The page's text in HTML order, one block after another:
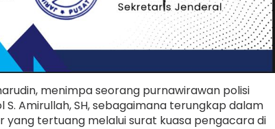
menimpa seorang purnawirawan polisi
Amirullah, SH, sebagaimana terungkap dalam
yang tertuang melalui surat kuasa pengacara di